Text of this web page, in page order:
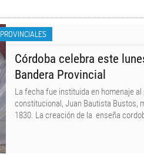
PROVINCIALES
Córdoba celebra este
Bandera Provincial
La fecha fue instituida en homenaje
constitucional, Juan Bautista Bustos,
1830. La creación de la enseña